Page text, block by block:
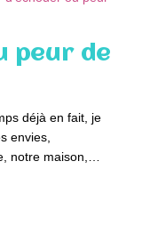
peur de
déjà en fait, je
envies,
notre maison,…